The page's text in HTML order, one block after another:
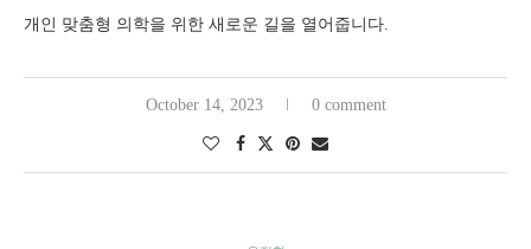
개인 맞춤형 의학을 위한 새로운 길을 열어줍니다.
October 14, 2023 0 comment